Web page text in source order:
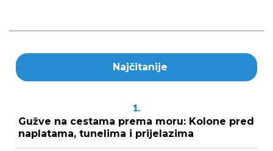
Najčitanije
1.
Gužve na cestama prema moru: Kolone pred
naplatama, tunelima i prijelazima